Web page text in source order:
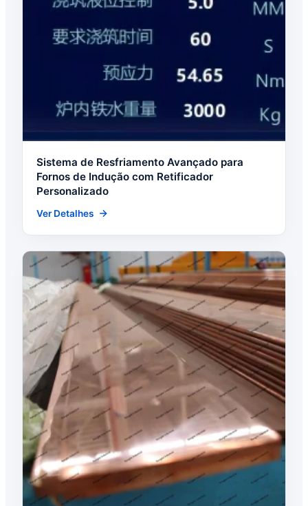
Sistema de Resfriamento Avançado para
Fornos de Indução com Retificador
Personalizado
Ver Detalhes